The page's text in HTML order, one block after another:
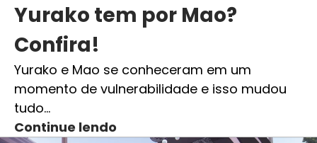
Yurako tem por Mao?
Confira!
Yurako e Mao se conheceram em um
momento de vulnerabilidade e isso mudou
tudo…
Continue lendo